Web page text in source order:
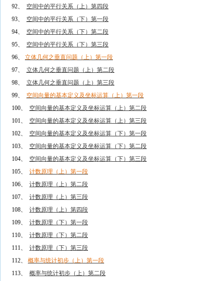
92、 空间中的平行关系（上）第四段
93、 空间中的平行关系（下）第一段
94、 空间中的平行关系（下）第二段
95、 空间中的平行关系（下）第三段
96、 立体几何之垂直问题（上）第一段
97、 立体几何之垂直问题（上）第二段
98、 立体几何之垂直问题（上）第三段
99、 空间向量的基本定义及坐标运算（上）第一段
100、 空间向量的基本定义及坐标运算（上）第二段
101、 空间向量的基本定义及坐标运算（上）第三段
102、 空间向量的基本定义及坐标运算（下）第一段
103、 空间向量的基本定义及坐标运算（下）第二段
104、 空间向量的基本定义及坐标运算（下）第三段
105、 计数原理（上）第一段
106、 计数原理（上）第二段
107、 计数原理（上）第三段
108、 计数原理（上）第四段
109、 计数原理（下）第一段
110、 计数原理（下）第二段
111、 计数原理（下）第三段
112、 概率与统计初步（上）第一段
113、 概率与统计初步（上）第二段